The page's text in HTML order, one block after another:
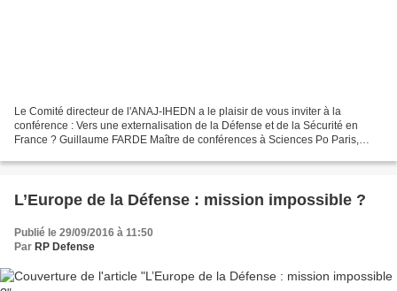
Le Comité directeur de l'ANAJ-IHEDN a le plaisir de vous inviter à la
conférence : Vers une externalisation de la Défense et de la Sécurité en
France ? Guillaume FARDE Maître de conférences à Sciences Po Paris,
L’Europe de la Défense : mission impossible ?
Publié le 29/09/2016 à 11:50
Par RP Defense